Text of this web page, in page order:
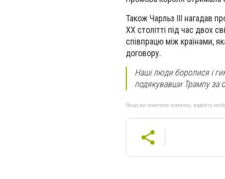
Також Чарльз III нагадав
XX столітті під час двох
співпрацю між країнами,
договору.
Наші люди боролися і
подякувавши Трампу за
Якщо ви помітили помилку, виділіть